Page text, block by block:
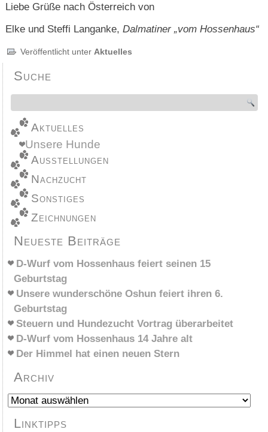
Liebe Grüße nach Österreich von
Elke und Steffi Langanke,Dalmatiner „vom Hossenhaus“
Veröffentlicht unter Aktuelles
Suche
Aktuelles
Unsere Hunde
Ausstellungen
Nachzucht
Sonstiges
Zeichnungen
Neueste Beiträge
D-Wurf vom Hossenhaus feiert seinen 15
Geburtstag
Unsere wunderschöne Oshun feiert ihren 6.
Geburtstag
Steuern und Hundezucht Vortrag überarbeitet
D-Wurf vom Hossenhaus 14 Jahre alt
Der Himmel hat einen neuen Stern
Archiv
Archiv
Linktipps